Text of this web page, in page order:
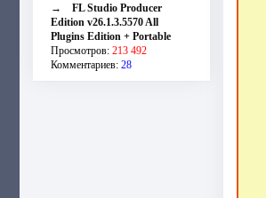
→ FL Studio Producer
Edition v26.1.3.5570 All
Plugins Edition + Portable
Просмотров: 213 492
Комментариев: 28